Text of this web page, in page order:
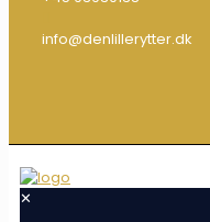
info@denlillerytter.dk
✕